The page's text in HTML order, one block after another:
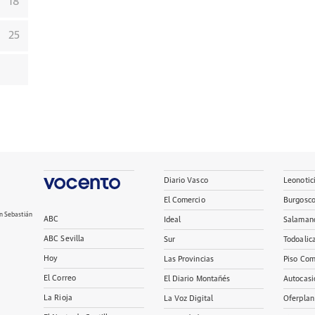
25
Sebastián
ABC
ABC Sevilla
Hoy
El Correo
La Rioja
Diario Vasco
El Comercio
Ideal
Sur
Las Provincias
El Diario Montañés
La Voz Digital
Piso
Oferplan